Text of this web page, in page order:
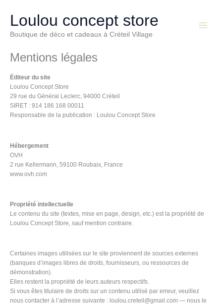
contenuLoulou concept store
Boutique de déco et cadeaux à Créteil Village
Menu
Mentions légales
Éditeur du site
Loulou Concept Store
29 rue du Général Leclerc, 94000 Créteil
SIRET : 914 186 168 00011
Responsable de la publication : Loulou Concept Store
Hébergement
OVH
2 rue Kellermann, 59100 Roubaix, France
www.ovh.com
Propriété intellectuelle
Le contenu du site (textes, mise en page, design, etc.) est la propriété de
Loulou Concept Store, sauf mention contraire.
Certaines images utilisées sur le site proviennent de sources externes
(banques d’images libres de droits, fournisseurs, ou ressources de
démonstration).
Elles restent la propriété de leurs auteurs respectifs.
Si vous êtes titulaire de droits sur un contenu utilisé par erreur, veuillez
nous contacter à l’adresse suivante : loulou.creteil@gmail.com — nous le